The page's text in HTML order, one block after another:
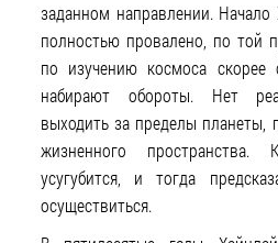
заданном направлении. Начало
полностью провалено, по той
по изучению космоса скорее
набирают обороты. Нет
выходить за пределы планеты,
жизненного пространства.
усугубится, и тогда
осуществиться.